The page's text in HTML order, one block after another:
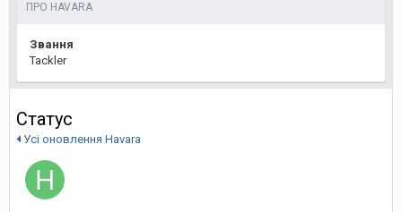
ПРО HAVARA
Звання
Tackler
Статус
Усі оновлення Havara